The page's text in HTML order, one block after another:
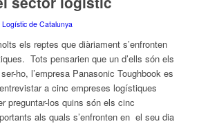
de Catalunya
els reptes que diàriament s’enfronten
Tots pensarien que un d’ells són els
ho, l’empresa Panasonic Toughbook es
a cinc empreses logístiques
preguntar-los quins són els cinc
als quals s’enfronten en el seu dia